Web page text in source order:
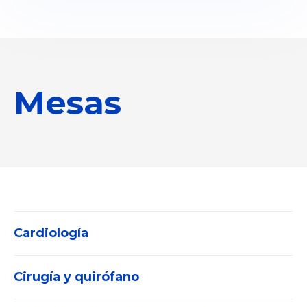
Mesas
Cardiología
Electrocardiógrafos
Cirugía y quirófano